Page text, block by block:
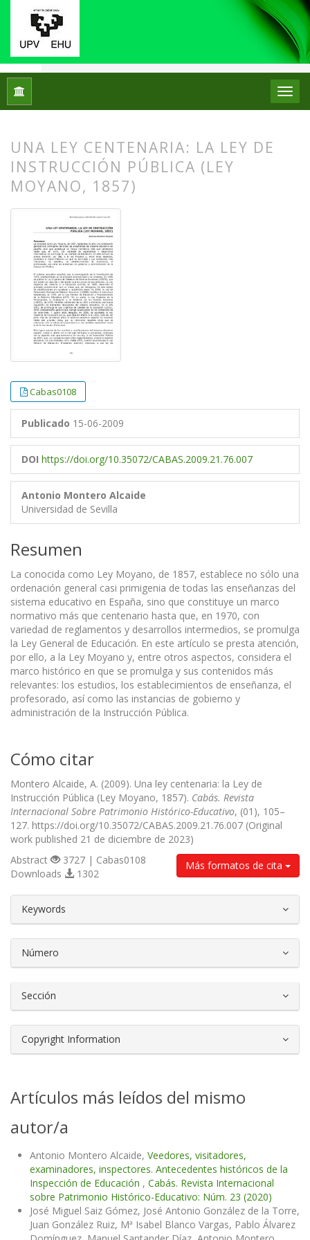
Inicio
UNA LEY CENTENARIA: LA LEY DE
INSTRUCCIÓN PÚBLICA (LEY
MOYANO, 1857)
Cabas0108
Publicado 15-06-2009
DOI https://doi.org/10.35072/CABAS.2009.21.76.007
Antonio Montero Alcaide
Universidad de Sevilla
Resumen
La conocida como Ley Moyano, de 1857, establece no sólo una
ordenación general casi primigenia de todas las enseñanzas del
sistema educativo en España, sino que constituye un marco
normativo más que centenario hasta que, en 1970, con
variedad de reglamentos y desarrollos intermedios, se promulga
la Ley General de Educación. En este artículo se presta atención,
por ello, a la Ley Moyano y, entre otros aspectos, considera el
marco histórico en que se promulga y sus contenidos más
relevantes: los estudios, los establecimientos de enseñanza, el
profesorado, así como las instancias de gobierno y
administración de la Instrucción Pública.
Cómo citar
Montero Alcaide, A. (2009). Una ley centenaria: la Ley de
Instrucción Pública (Ley Moyano, 1857). Cabás. Revista
Internacional Sobre Patrimonio Histórico-Educativo, (01), 105–
127. https://doi.org/10.35072/CABAS.2009.21.76.007 (Original
work published 21 de diciembre de 2023)
Más formatos de cita
Abstract
3727 | Cabas0108
Downloads
1302
Keywords
Número
Sección
Copyright Information
Artículos más leídos del mismo
autor/a
Antonio Montero Alcaide, Veedores, visitadores,
examinadores, inspectores. Antecedentes históricos de la
Inspección de Educación , Cabás. Revista Internacional
sobre Patrimonio Histórico-Educativo: Núm. 23 (2020)
José Miguel Saiz Gómez, José Antonio González de la Torre,
Juan González Ruiz, Mª Isabel Blanco Vargas, Pablo Álvarez